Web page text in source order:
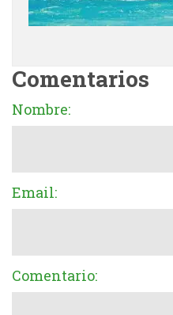
Comentarios
Nombre:
Email:
Comentario: